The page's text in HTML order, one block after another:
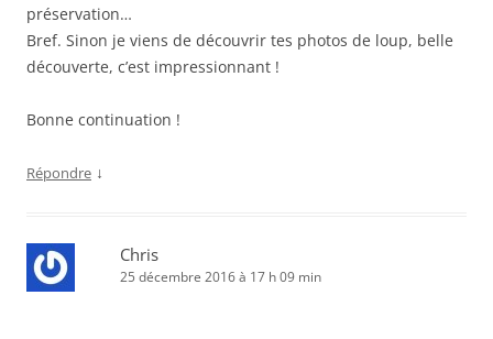
préservation…
Bref. Sinon je viens de découvrir tes photos de loup, belle
découverte, c’est impressionnant !
Bonne continuation !
Répondre ↓
Chris
25 décembre 2016 à 17 h 09 min